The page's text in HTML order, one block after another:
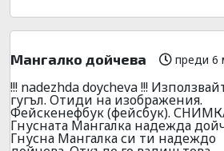
Мангалко дойчева преди 6
!!! nadezhda doycheva !!!
гугъл. Отиди на изображения.
Фейскенефбук (фейсбук).
Гнусната Мангалка надежда
Гнусна Мангалка си ти надеждо